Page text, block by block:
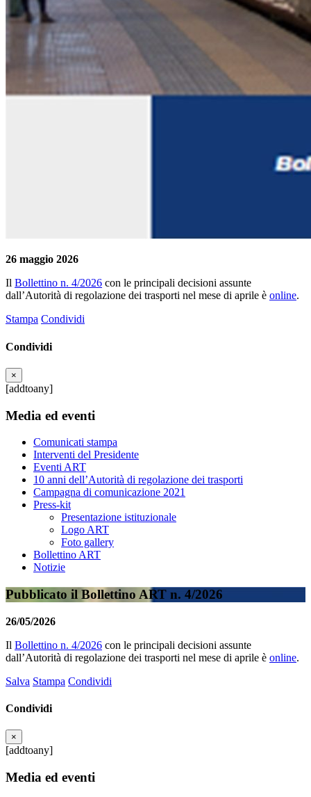
26 maggio 2026
Il Bollettino n. 4/2026 con le principali decisioni assunte
dall’Autorità di regolazione dei trasporti nel mese di aprile è online.
Stampa Condividi
Condividi
×
[addtoany]
Media ed eventi
Comunicati stampa
Interventi del Presidente
Eventi ART
10 anni dell’Autorità di regolazione dei trasporti
Campagna di comunicazione 2021
Press-kit
Presentazione istituzionale
Logo ART
Foto gallery
Bollettino ART
Notizie
Pubblicato il Bollettino ART n. 4/2026
26/05/2026
Il Bollettino n. 4/2026 con le principali decisioni assunte
dall’Autorità di regolazione dei trasporti nel mese di aprile è online.
Salva Stampa Condividi
Condividi
×
[addtoany]
Media ed eventi